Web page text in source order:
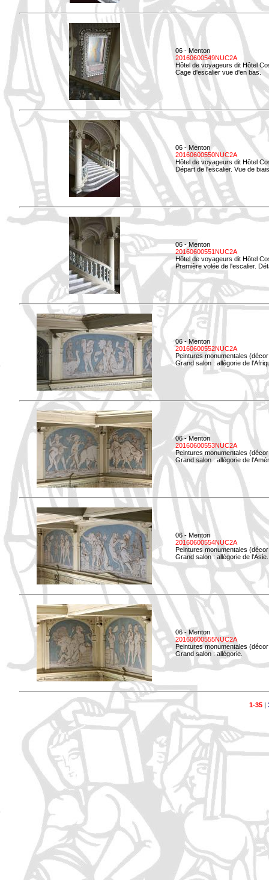
06 - Menton
20160600549NUC2A
Hôtel de voyageurs dit Hôtel
Cage d'escalier vue d'en bas.
06 - Menton
20160600550NUC2A
Hôtel de voyageurs dit Hôtel
Départ de l'escalier. Vue de
06 - Menton
20160600551NUC2A
Hôtel de voyageurs dit Hôtel
Première volée de l'escalier.
06 - Menton
20160600552NUC2A
Peintures monumentales
Grand salon : allégorie de
06 - Menton
20160600553NUC2A
Peintures monumentales
Grand salon : allégorie de
06 - Menton
20160600554NUC2A
Peintures monumentales
Grand salon : allégorie de l'Asie.
06 - Menton
20160600555NUC2A
Peintures monumentales
Grand salon : allégorie.
1-35|